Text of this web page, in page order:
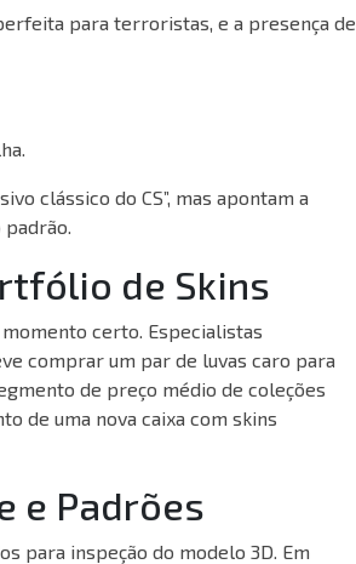
para terroristas, e a presença de
clássico do CS”, mas apontam a
de Skins
certo. Especialistas
comprar um par de luvas caro para
de preço médio de coleções
de uma nova caixa com skins
e Padrões
para inspeção do modelo 3D. Em